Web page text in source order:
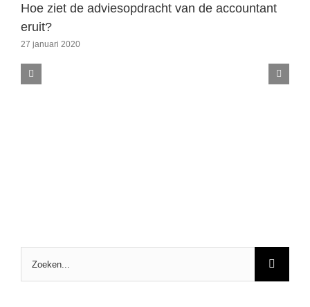
Hoe ziet de adviesopdracht van de accountant
eruit?
27 januari 2020